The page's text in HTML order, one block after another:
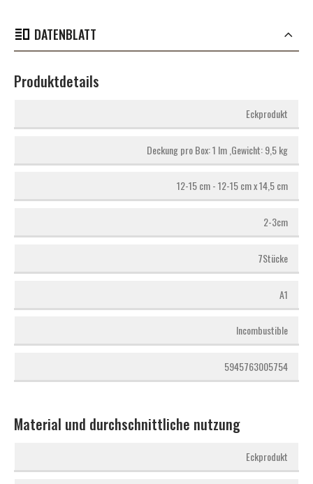
DATENBLATT
Produktdetails
Eckprodukt
Deckung pro Box: 1 lm ,Gewicht: 9,5 kg
12-15 cm - 12-15 cm x 14,5 cm
2-3cm
7Stücke
A1
Incombustible
5945763005754
Material und durchschnittliche nutzung
Eckprodukt